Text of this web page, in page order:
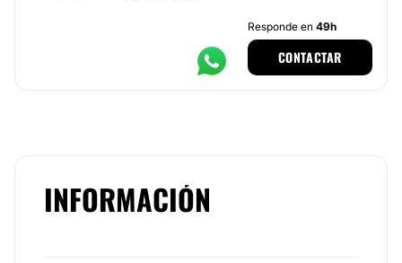
Responde en 49h
CONTACTAR
INFORMACIÓN